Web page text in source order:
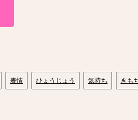
表情 ひょうじょう 気持ち きも